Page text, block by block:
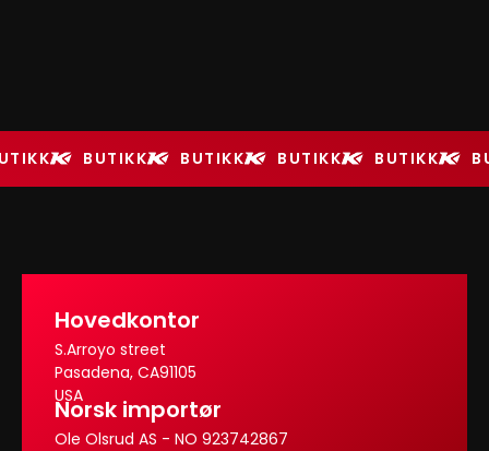
BUTIKK BUTIKK BUTIKK BUTIKK
Hovedkontor
S.Arroyo street
Pasadena, CA91105
USA
Norsk importør
Ole Olsrud AS - NO 923742867